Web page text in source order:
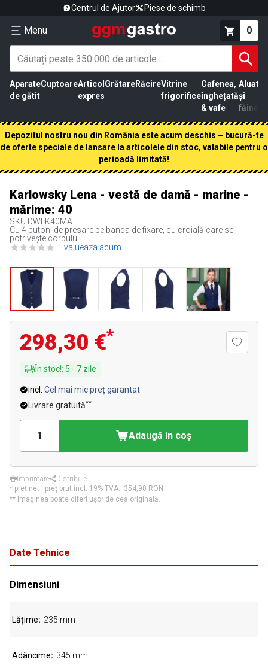
Centrul de Ajutor Piese de schimb
Menu 0
Aparate
de gătit
CuptoareArticol
expres
GrătareRăcireVitrine
frigorifice
Cafenea,
înghețată
& vafe
Aluat
și
făină
Depozitul nostru nou din România este acum deschis – bucură-te
de oferte speciale de lansare la articolele din stoc, valabile pentru o
perioadă limitată!
Karlowsky Lena - vestă de damă - marine -
mărime: 40
SKU DWLK40MA
Cu 4 butoni de presare pe banda de fixare, cu croială care se
potrivește corpului
Evalueaza acum
298,30 €*
În stoc!: 5 - 7 zile
incl. Cel mai mic preț garantat
Livrare gratuită**
Adaugă in coş
Imprimare
Distribuie
* preț net | preț brut incl. 19% TVA.: 354,98 RON
** Imaginea poate diferi ușor de cea originală.
Date Tehnice
Dimensiuni
Lățime 235 mm
Adâncime 345 mm